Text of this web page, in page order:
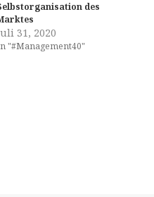
des
31, 2020
"#Management40"